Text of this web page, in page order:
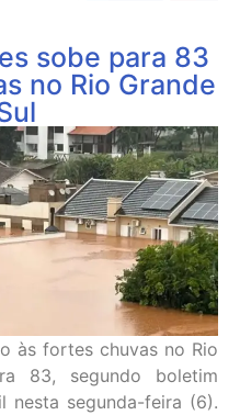
sobe para 83
no Rio Grande
às fortes chuvas no Rio
83, segundo boletim
nesta segunda-feira (6).